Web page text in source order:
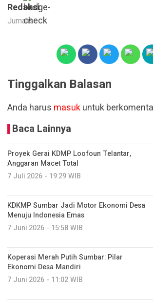
Redaksi
Jurnalis
Tinggalkan Balasan
Anda harus masukuntuk
Baca Lainnya
Proyek Gerai KDMP Loofoun Telantar,
Anggaran Macet Total
7 Juli 2026 - 19:29 WIB
KDKMP Sumbar Jadi Motor Ekonomi Desa
Menuju Indonesia Emas
7 Juni 2026 - 15:58 WIB
Koperasi Merah Putih Sumbar: Pilar
Ekonomi Desa Mandiri
7 Juni 2026 - 11:02 WIB